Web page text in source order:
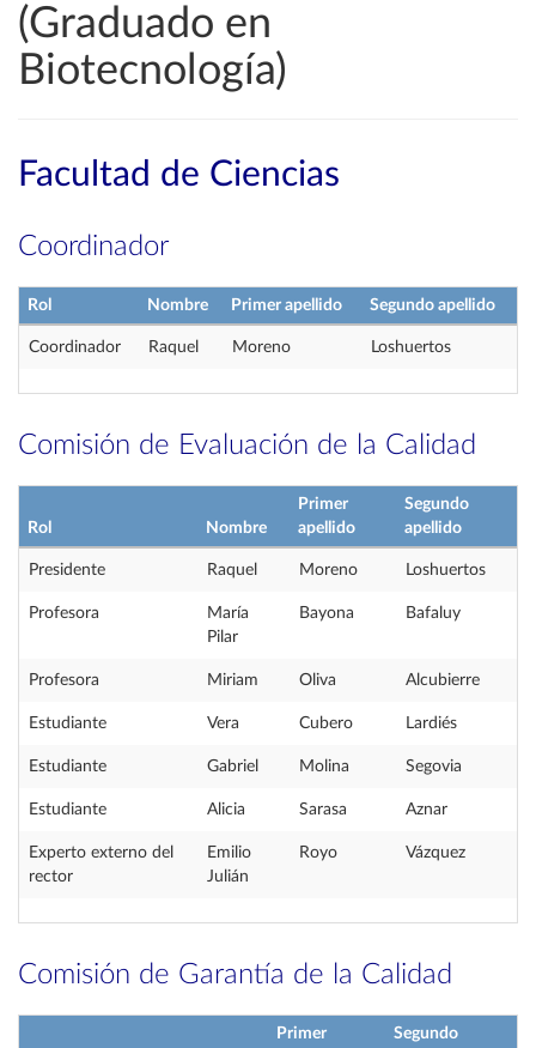
(Graduado en
Biotecnología)
Facultad de Ciencias
Coordinador
Rol Nombre Primer apellido Segundo apellido
Coordinador Raquel Moreno Loshuertos
Comisión de Evaluación de la Calidad
Rol Nombre
Primer
apellido
Segundo
apellido
Presidente Raquel Moreno Loshuertos
Profesora
María
Pilar
Bayona Bafaluy
Profesora Miriam Oliva Alcubierre
Estudiante Vera Cubero Lardiés
Estudiante Gabriel Molina Segovia
Estudiante Alicia Sarasa Aznar
Experto externo del
rector
Emilio
Julián
Royo Vázquez
Comisión de Garantía de la Calidad
Primer
Segundo